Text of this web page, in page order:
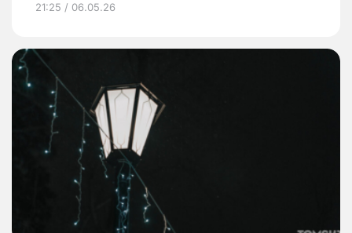
21:25 / 06.05.26